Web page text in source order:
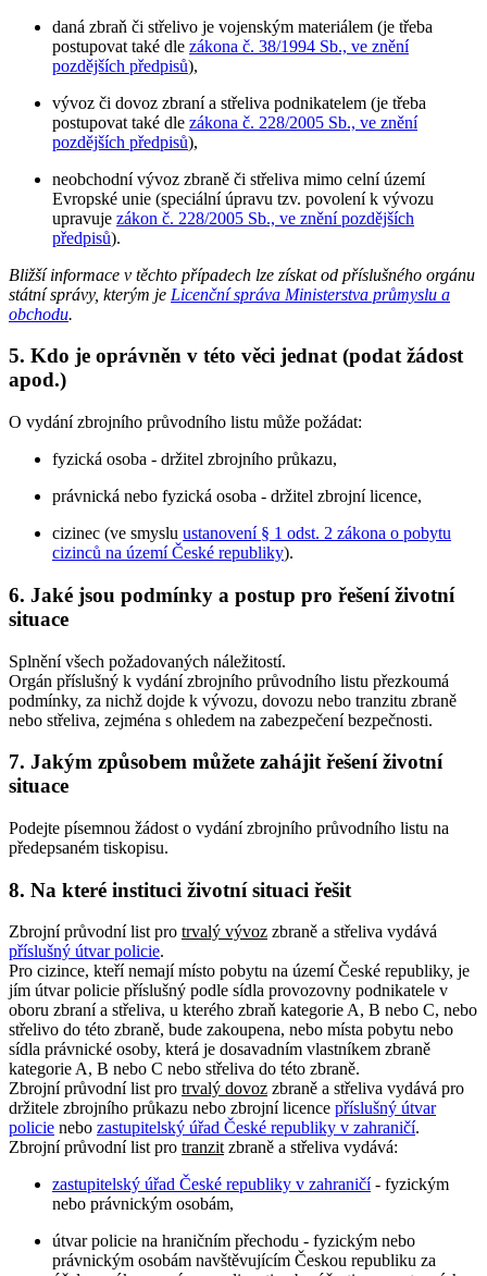
daná zbraň či střelivo je vojenským materiálem (je třeba
postupovat také dle zákona č. 38/1994 Sb., ve znění
pozdějších předpisů),
vývoz či dovoz zbraní a střeliva podnikatelem (je třeba
postupovat také dle zákona č. 228/2005 Sb., ve znění
pozdějších předpisů),
neobchodní vývoz zbraně či střeliva mimo celní území
Evropské unie (speciální úpravu tzv. povolení k vývozu
upravuje zákon č. 228/2005 Sb., ve znění pozdějších
předpisů).
Bližší informace v těchto případech lze získat od příslušného orgánu
státní správy, kterým je Licenční správa Ministerstva průmyslu a
obchodu.
5. Kdo je oprávněn v této věci jednat (podat žádost
apod.)
O vydání zbrojního průvodního listu může požádat:
fyzická osoba - držitel zbrojního průkazu,
právnická nebo fyzická osoba - držitel zbrojní licence,
cizinec (ve smyslu ustanovení § 1 odst. 2 zákona o pobytu
cizinců na území České republiky).
6. Jaké jsou podmínky a postup pro řešení životní
situace
Splnění všech požadovaných náležitostí.
Orgán příslušný k vydání zbrojního průvodního listu přezkoumá
podmínky, za nichž dojde k vývozu, dovozu nebo tranzitu zbraně
nebo střeliva, zejména s ohledem na zabezpečení bezpečnosti.
7. Jakým způsobem můžete zahájit řešení životní
situace
Podejte písemnou žádost o vydání zbrojního průvodního listu na
předepsaném tiskopisu.
8. Na které instituci životní situaci řešit
Zbrojní průvodní list pro trvalý vývoz zbraně a střeliva vydává
příslušný útvar policie.
Pro cizince, kteří nemají místo pobytu na území České republiky, je
jím útvar policie příslušný podle sídla provozovny podnikatele v
oboru zbraní a střeliva, u kterého zbraň kategorie A, B nebo C, nebo
střelivo do této zbraně, bude zakoupena, nebo místa pobytu nebo
sídla právnické osoby, která je dosavadním vlastníkem zbraně
kategorie A, B nebo C nebo střeliva do této zbraně.
Zbrojní průvodní list pro trvalý dovoz zbraně a střeliva vydává pro
držitele zbrojního průkazu nebo zbrojní licence příslušný útvar
policie nebo zastupitelský úřad České republiky v zahraničí.
Zbrojní průvodní list pro tranzit zbraně a střeliva vydává:
zastupitelský úřad České republiky v zahraničí- fyzickým
nebo právnickým osobám,
útvar policie na hraničním přechodu - fyzickým nebo
právnickým osobám navštěvujícím Českou republiku za